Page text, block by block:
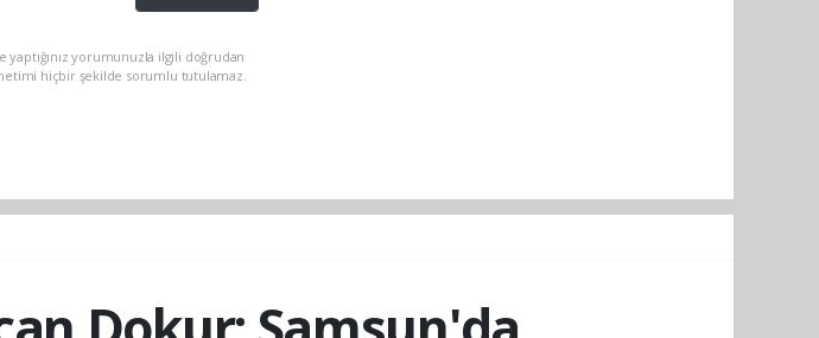
yorumunuzla ilgili doğrudan
hiçbir şekilde sorumlu tutulamaz.